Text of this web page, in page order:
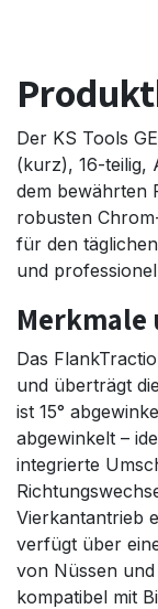
Der KS Tools
(kurz), 16-teilig,
dem bewährten
robusten
für den
und
Merkmale
Das
und überträgt
ist 15°
abgewinkelt –
integrierte
Vierkantantrieb
verfügt über
von Nüssen
kompatibel mit